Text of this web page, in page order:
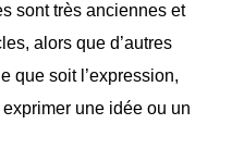
sont très anciennes et
alors que d’autres
que soit l’expression,
une idée ou un